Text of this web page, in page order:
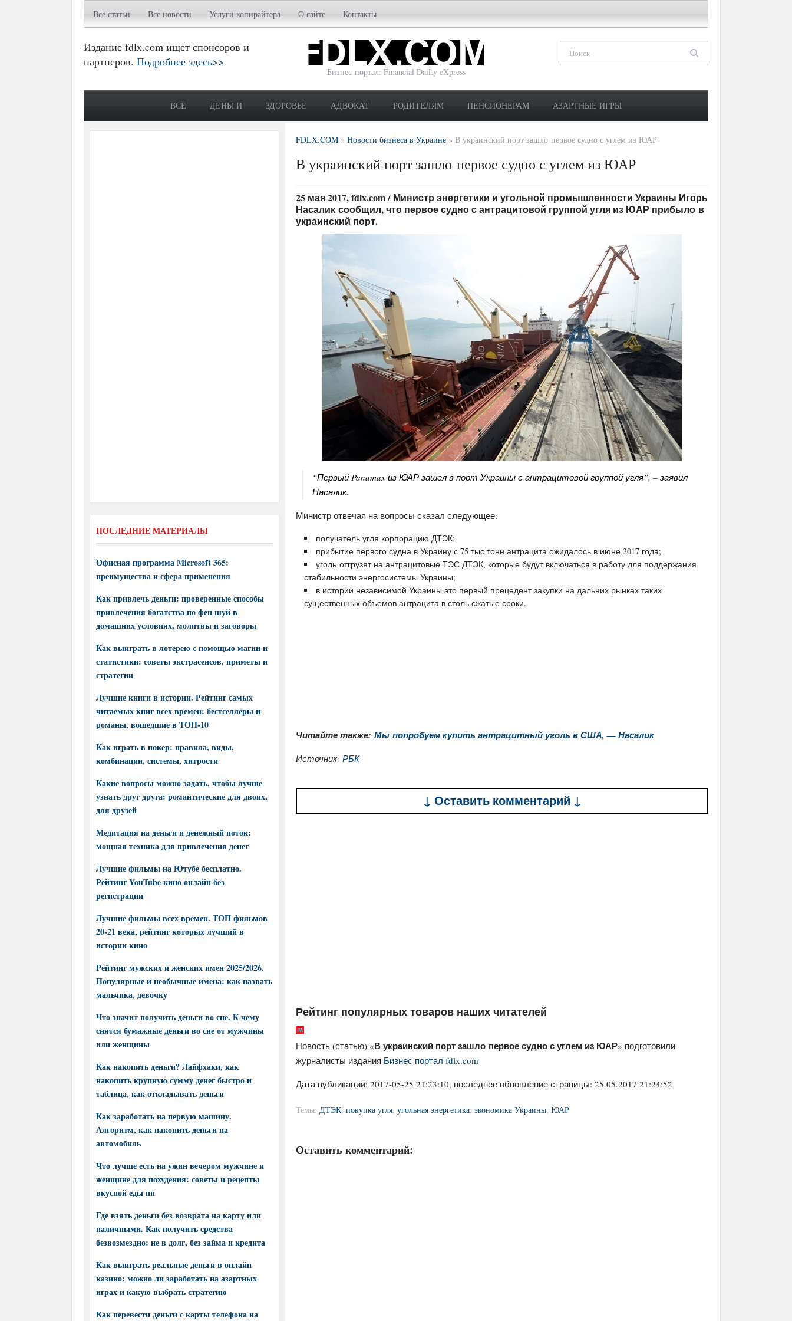
Все статьи Все новости Услуги копирайтера О сайте Контакты
Издание fdlx.com ищет спонсоров и
партнеров. Подробнее здесь>>
Бизнес-портал: Financial DaiLy eXpress
ВСЕ ДЕНЬГИ ЗДОРОВЬЕ АДВОКАТ РОДИТЕЛЯМ ПЕНСИОНЕРАМ АЗАРТНЫЕ ИГРЫ
FDLX.COM » Новости бизнеса в Украине » В украинский порт зашло первое судно с углем из ЮАР
В украинский порт зашло первое судно с углем из ЮАР
25 мая 2017, fdlx.com / Министр энергетики и угольной промышленности Украины Игорь
Насалик сообщил, что первое судно с антрацитовой группой угля из ЮАР прибыло в
украинский порт.
“Первый Panamax из ЮАР зашел в порт Украины с антрацитовой группой угля”, – заявил
Насалик.
Министр отвечая на вопросы сказал следующее:
получатель угля корпорацию ДТЭК;
прибытие первого судна в Украину с 75 тыс тонн антрацита ожидалось в июне 2017 года;
уголь отгрузят на антрацитовые ТЭС ДТЭК, которые будут включаться в работу для поддержания
стабильности энергосистемы Украины;
в истории независимой Украины это первый прецедент закупки на дальних рынках таких
существенных объемов антрацита в столь сжатые сроки.
Читайте также: Мы попробуем купить антрацитный уголь в США, — Насалик
Источник: РБК
↓ Оставить комментарий ↓
Рейтинг популярных товаров наших читателей
Новость (статью) «В украинский порт зашло первое судно с углем из ЮАР» подготовили
журналисты издания Бизнес портал fdlx.com
Дата публикации: 2017-05-25 21:23:10, последнее обновление страницы: 25.05.2017 21:24:52
Темы: ДТЭК, покупка угля, угольная энергетика, экономика Украины, ЮАР
Оставить комментарий:
ПОСЛЕДНИЕ МАТЕРИАЛЫ
Офисная программа Microsoft 365:
преимущества и сфера применения
Как привлечь деньги: проверенные способы
привлечения богатства по фен шуй в
домашних условиях, молитвы и заговоры
Как выиграть в лотерею с помощью магии и
статистики: советы экстрасенсов, приметы и
стратегии
Лучшие книги в истории. Рейтинг самых
читаемых книг всех времен: бестселлеры и
романы, вошедшие в ТОП-10
Как играть в покер: правила, виды,
комбинации, системы, хитрости
Какие вопросы можно задать, чтобы лучше
узнать друг друга: романтические для двоих,
для друзей
Медитация на деньги и денежный поток:
мощная техника для привлечения денег
Лучшие фильмы на Ютубе бесплатно.
Рейтинг YouTube кино онлайн без
регистрации
Лучшие фильмы всех времен. ТОП фильмов
20-21 века, рейтинг которых лучший в
истории кино
Рейтинг мужских и женских имен 2025/2026.
Популярные и необычные имена: как назвать
мальчика, девочку
Что значит получить деньги во сне. К чему
снятся бумажные деньги во сне от мужчины
или женщины
Как накопить деньги? Лайфхаки, как
накопить крупную сумму денег быстро и
таблица, как откладывать деньги
Как заработать на первую машину.
Алгоритм, как накопить деньги на
автомобиль
Что лучше есть на ужин вечером мужчине и
женщине для похудения: советы и рецепты
вкусной еды пп
Где взять деньги без возврата на карту или
наличными. Как получить средства
безвозмездно: не в долг, без займа и кредита
Как выиграть реальные деньги в онлайн
казино: можно ли заработать на азартных
играх и какую выбрать стратегию
Как перевести деньги с карты телефона на